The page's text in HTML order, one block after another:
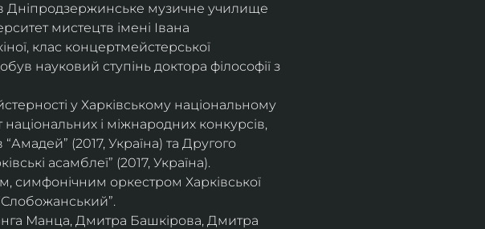
Дніпродзержинське музичне училище
мистецтв імені Івана
клас концертмейстерської
науковий ступінь доктора філософії з
у Харківському національному
національних і міжнародних конкурсів,
(2017, Україна) та Другого
асамблеї” (2017, Україна).
симфонічним оркестром Харківської
Манца, Дмитра Башкірова, Дмитра